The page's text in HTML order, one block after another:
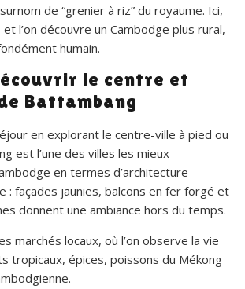
de “grenier à riz” du royaume. Ici,
l’on découvre un Cambodge plus rural,
humain.
le centre et
Battambang
en explorant le centre-ville à pied ou
est l’une des villes les mieux
en termes d’architecture
: façades jaunies, balcons en fer forgé et
donnent une ambiance hors du temps.
marchés locaux, où l’on observe la vie
tropicaux, épices, poissons du Mékong